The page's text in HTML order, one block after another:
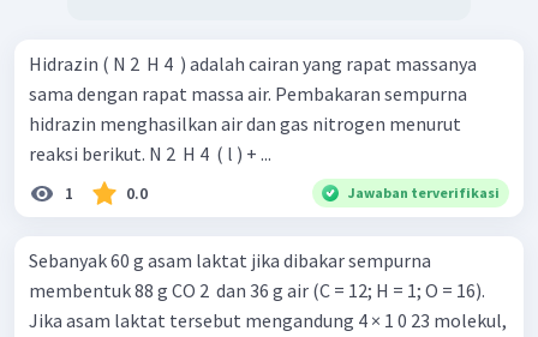
Hidrazin ( N 2 ​ H 4 ​ ) adalah cairan yang rapat massanya
sama dengan rapat massa air. Pembakaran sempurna
hidrazin menghasilkan air dan gas nitrogen menurut
reaksi berikut. N 2 ​ H 4 ​ ( l ) + ...
1 0.0 Jawaban terverifikasi
Sebanyak 60 g asam laktat jika dibakar sempurna
membentuk 88 g CO 2 ​ dan 36 g air (C = 12; H = 1; O = 16).
Jika asam laktat tersebut mengandung 4 × 1 0 23 molekul,